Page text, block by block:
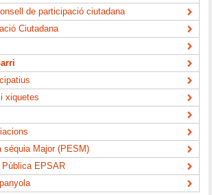
de participació ciutadana
Ciutadana
xiquetes
séquia Major (PESM)
EPSAR